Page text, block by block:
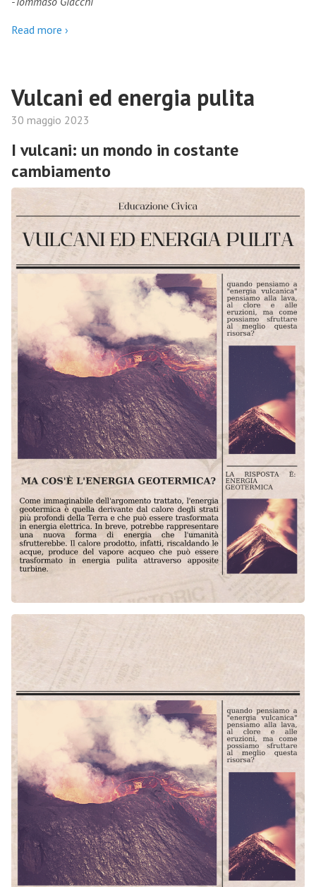
Read more ›
Vulcani ed energia pulita
30 maggio 2023
I vulcani: un mondo in costante
cambiamento